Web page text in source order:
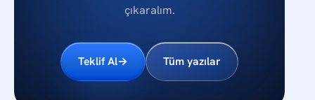
çıkaralım.
Teklif Al→ Tüm yazılar